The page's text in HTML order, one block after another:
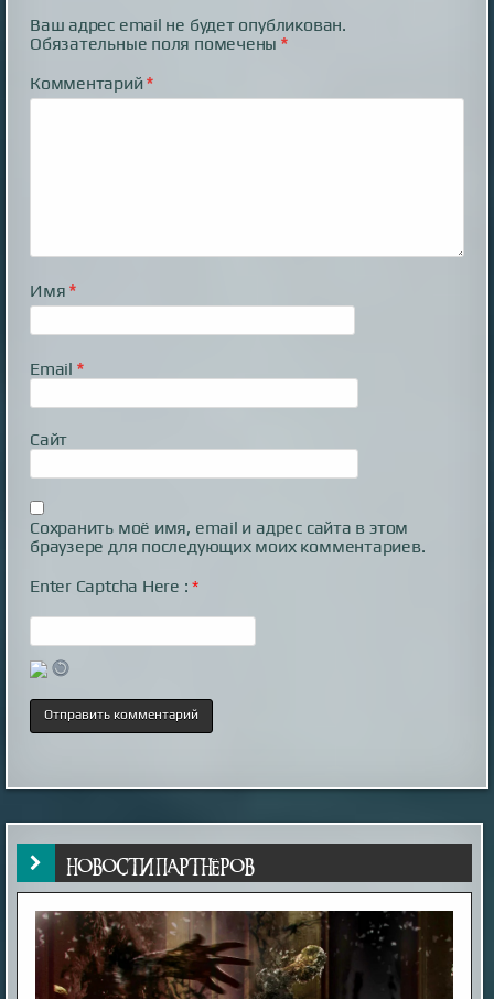
Ваш адрес email не будет опубликован.
Обязательные поля помечены*
Комментарий*
Имя*
Email *
Сайт
Сохранить моё имя, email и адрес сайта в этом
браузере для последующих моих комментариев.
Enter Captcha Here :*
НОВОСТИ ПАРТНЁРОВ